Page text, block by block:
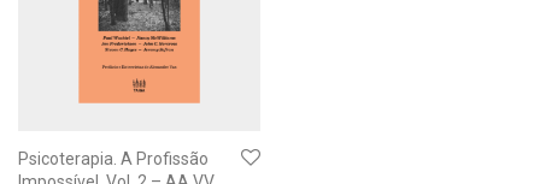
Psicoterapia. A Profissão